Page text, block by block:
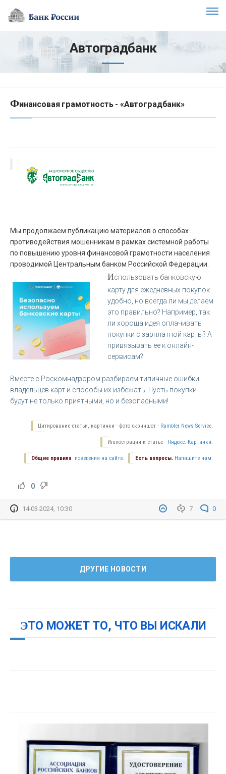
Автоградбанк
Финансовая грамотность - «Автоградбанк»
Мы продолжаем публикацию материалов о способах
противодействия мошенникам в рамках системной работы
по повышению уровня финансовой грамотности населения
проводимой Центральным банком Российской Федерации.
Использовать банковскую
карту для ежедневных покупок
удобно, но всегда ли мы делаем
это правильно? Например, так
ли хороша идея оплачивать
покупки с зарплатной карты? А
привязывать ее к онлайн-
сервисам?
Вместе с Роскомнадзором разбираем типичные ошибки
владельцев карт и способы их избежать. Пусть покупки
будут не только приятными, но и безопасными!
Цитирование статьи, картинки - фото скриншот - Rambler News Service.
Иллюстрация к статье - Яндекс. Картинки.
Есть вопросы. Напишите нам.
Общие правила поведения на сайте.
0
7 0
14-03-2024, 10:30
ДРУГИЕ НОВОСТИ
ЭТО МОЖЕТ ТО, ЧТО ВЫ ИСКАЛИ